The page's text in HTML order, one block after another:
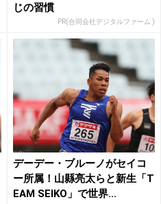
じの習慣
PR(合同会社デジタルファーム )
デーデー・ブルーノがセイコ
ー所属！山縣亮太らと新生「T
EAM SEIKO」で世界...